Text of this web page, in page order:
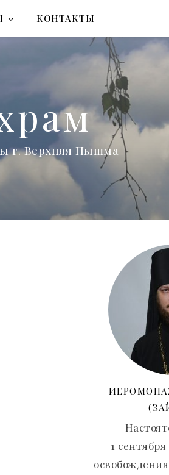
КОНТАКТЫ
г. Верхняя Пышма
1 сентября